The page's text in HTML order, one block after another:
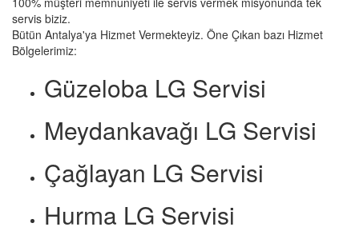
servis biziz.
Bütün Antalya'ya Hizmet Vermekteyiz. Öne Çıkan bazı Hizmet
Bölgelerimiz:
Güzeloba LG Servisi
Meydankavağı LG Servisi
Çağlayan LG Servisi
Hurma LG Servisi